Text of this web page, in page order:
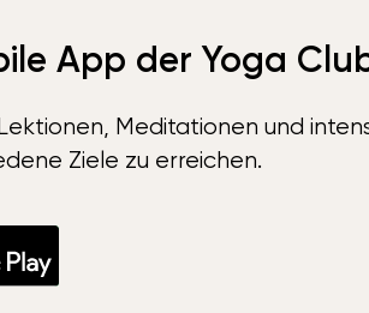
App der Yoga
Meditationen und
Ziele zu erreichen.